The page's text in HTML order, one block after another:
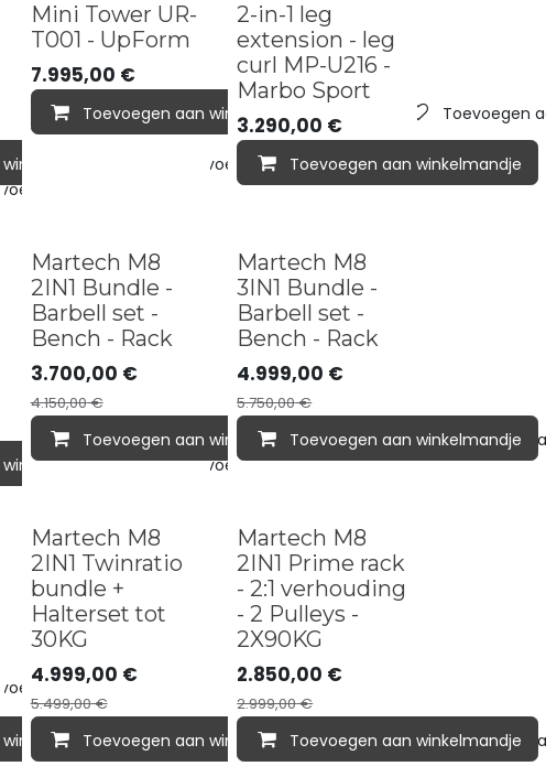
aan verlanglijst
Toevoegen aan verlanglijst
Mini Tower UR-
T001 - UpForm
7.995,00 €
Toevoegen aan winkelmandje Toevoegen
2-in-1 leg
extension - leg
curl MP-U216 -
Marbo Sport
3.290,00 €
Toevoegen aan winkelmandje
Toevoegen aan verlanglijst
Bundle deal
Martech M8
2IN1 Bundle -
Barbell set -
Bench - Rack
3.700,00 €
4.150,00€
Toevoegen aan winkelmandje Toevoegen aan
Bundle deal
Martech M8
3IN1 Bundle -
Barbell set -
Bench - Rack
4.999,00 €
5.750,00€
Toevoegen aan winkelmandje
aan verlanglijst
Toevoegen aan verlanglijst
Bundle deal
Martech M8
2IN1 Twinratio
bundle +
Halterset tot
30KG
4.999,00 €
5.499,00€
Toevoegen aan winkelmandje Toevoegen aan
Sold out
Martech M8
2IN1 Prime rack
- 2:1 verhouding
- 2 Pulleys -
2X90KG
2.850,00 €
2.999,00€
Toevoegen aan winkelmandje